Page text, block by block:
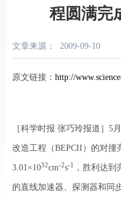
程圆满完
文章来源： 2009-09-10
原文链接： http://
［科学时报 张巧玲报道］5
改造工程（BEPCII）的对撞
3.01×1032cm-2s-1 ，胜利达
的直线加速器、探测器和同